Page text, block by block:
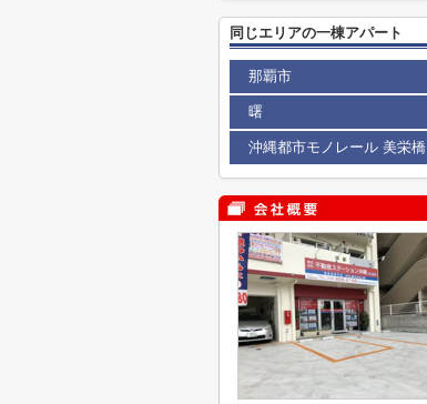
同じエリアの一棟アパート
那覇市
曙
沖縄都市モノレール 美栄橋